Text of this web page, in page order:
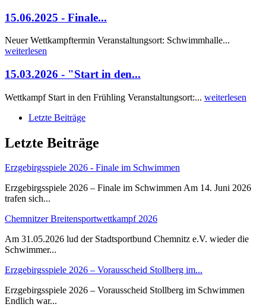
15.06.2025 - Finale...
Neuer Wettkampftermin Veranstaltungsort: Schwimmhalle...
weiterlesen
15.03.2026 - "Start in den...
Wettkampf Start in den Frühling Veranstaltungsort:... weiterlesen
Letzte Beiträge
Letzte Beiträge
Erzgebirgsspiele 2026 - Finale im Schwimmen
Erzgebirgsspiele 2026 – Finale im Schwimmen Am 14. Juni 2026
trafen sich...
Chemnitzer Breitensportwettkampf 2026
Am 31.05.2026 lud der Stadtsportbund Chemnitz e.V. wieder die
Schwimmer...
Erzgebirgsspiele 2026 – Vorausscheid Stollberg im...
Erzgebirgsspiele 2026 – Vorausscheid Stollberg im Schwimmen
Endlich war...